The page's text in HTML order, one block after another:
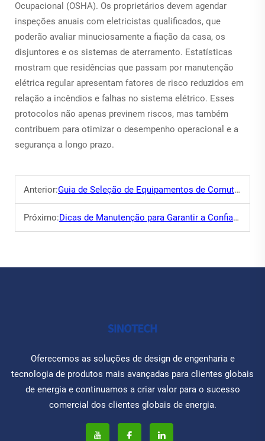
Ocupacional (OSHA). Os proprietários devem agendar
inspeções anuais com eletricistas qualificados, que
poderão avaliar minuciosamente a fiação da casa, os
disjuntores e os sistemas de aterramento. Estatísticas
mostram que residências que passam por manutenção
elétrica regular apresentam fatores de risco reduzidos em
relação a incêndios e falhas no sistema elétrico. Esses
protocolos não apenas previnem riscos, mas também
contribuem para otimizar o desempenho operacional e a
segurança a longo prazo.
Anterior:Guia de Seleção de Equipamentos de Comutação: Adequando aos Requisitos do Sistema Elétrico
Próximo:Dicas de Manutenção para Garantir a Confiabilidade de Longo Prazo dos Disjuntores
Oferecemos as soluções de design de engenharia e
tecnologia de produtos mais avançadas para clientes globais
de energia e continuamos a criar valor para o sucesso
comercial dos clientes globais de energia.